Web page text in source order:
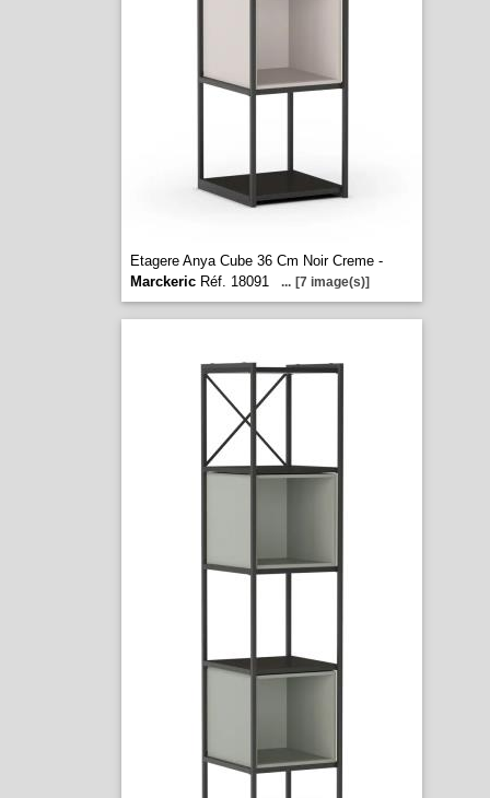
Etagere Anya Cube 36 Cm Noir Creme -
MarckericRéf. 18091 ... [7 image(s)]